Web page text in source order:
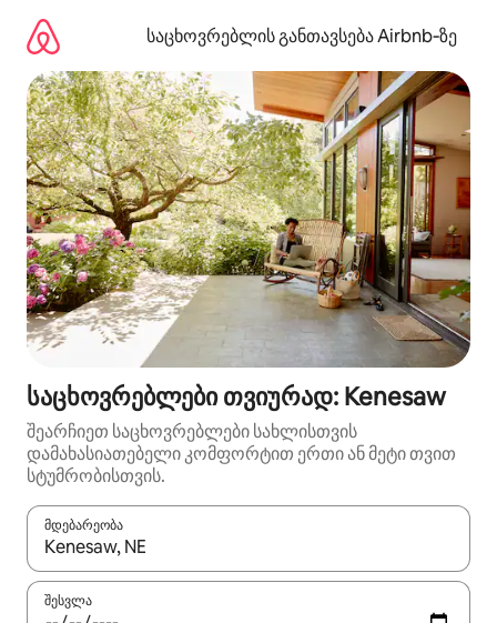
გადასვლა
საცხოვრებლის განთავსება Airbnb‑ზე
საცხოვრებლები თვიურად: Kenesaw
შეარჩიეთ საცხოვრებლები სახლისთვის
დამახასიათებელი კომფორტით ერთი ან მეტი თვით
სტუმრობისთვის.
მდებარეობა
როცა შედეგები ხელმისაწვდომი გახდება, ნავიგაციისთვის
შესვლა